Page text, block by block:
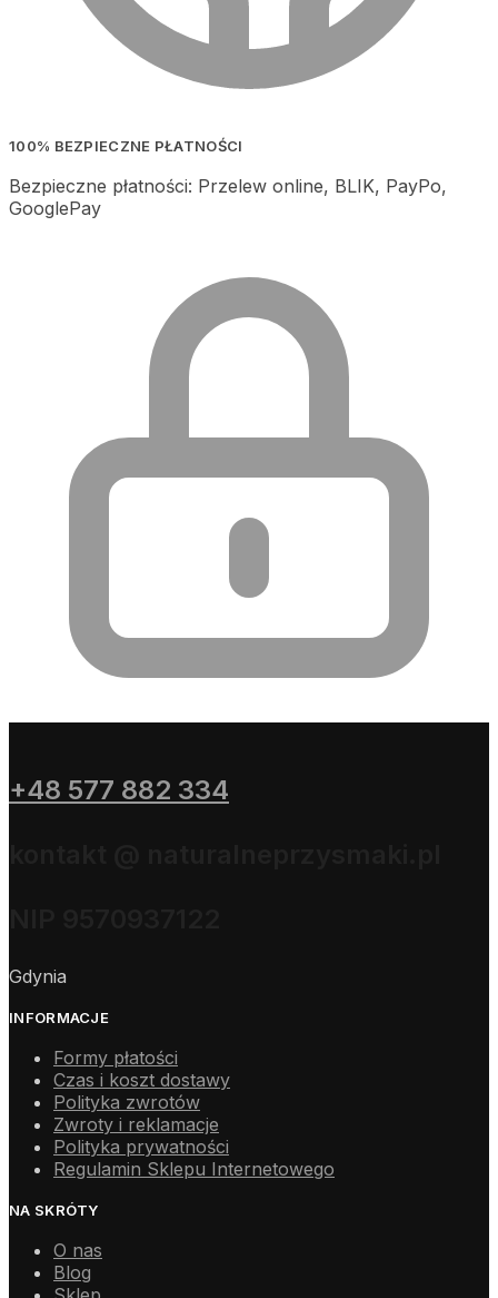
100% BEZPIECZNE PŁATNOŚCI
Bezpieczne płatności: Przelew online, BLIK, PayPo,
GooglePay
+48 577 882 334
Gdynia
INFORMACJE
Formy płatości
Czas i koszt dostawy
Polityka zwrotów
Zwroty i reklamacje
Polityka prywatności
Regulamin Sklepu Internetowego
NA SKRÓTY
O nas
Blog